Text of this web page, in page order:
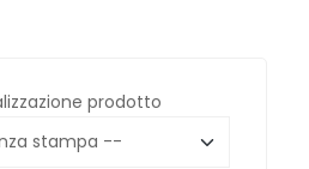
prodotto